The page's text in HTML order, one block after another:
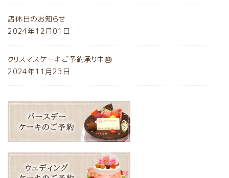
店休日のお知らせ
2024年12月01日
クリスマスケーキご予約承り中🎂
2024年11月23日